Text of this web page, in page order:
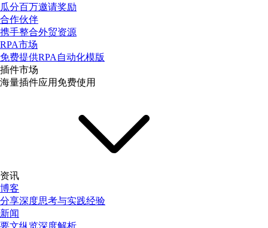
瓜分百万邀请奖励
合作伙伴
携手整合外贸资源
RPA市场
免费提供RPA自动化模版
插件市场
海量插件应用免费使用
资讯
博客
分享深度思考与实践经验
新闻
要文纵览深度解析